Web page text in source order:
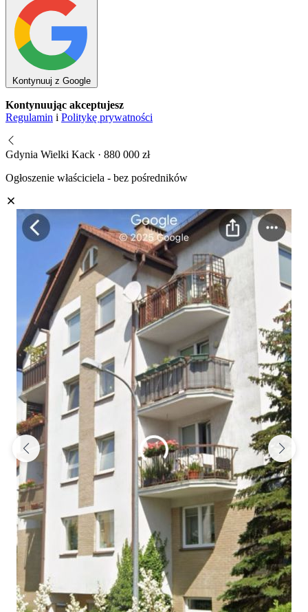
Kontynuuj z Google
Kontynuując akceptujesz
Regulamin i Politykę prywatności
Gdynia Wielki Kack · 880 000 zł
Ogłoszenie właściciela - bez pośredników